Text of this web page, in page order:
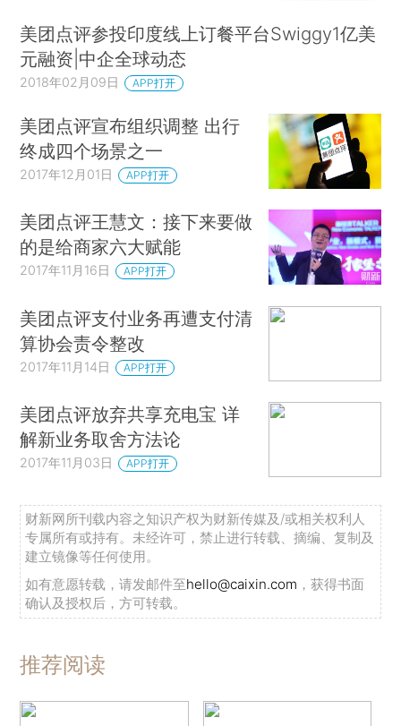
美团点评参投印度线上订餐平台Swiggy1亿美
元融资|中企全球动态
2018年02月09日 APP打开
美团点评宣布组织调整 出行
终成四个场景之一
2017年12月01日 APP打开
美团点评王慧文：接下来要做
的是给商家六大赋能
2017年11月16日 APP打开
美团点评支付业务再遭支付清
算协会责令整改
2017年11月14日 APP打开
美团点评放弃共享充电宝 详
解新业务取舍方法论
2017年11月03日 APP打开
财新网所刊载内容之知识产权为财新传媒及/或相关权利人
专属所有或持有。未经许可，禁止进行转载、摘编、复制及
建立镜像等任何使用。
如有意愿转载，请发邮件至hello@caixin.com ，获得书面
确认及授权后，方可转载。
推荐阅读